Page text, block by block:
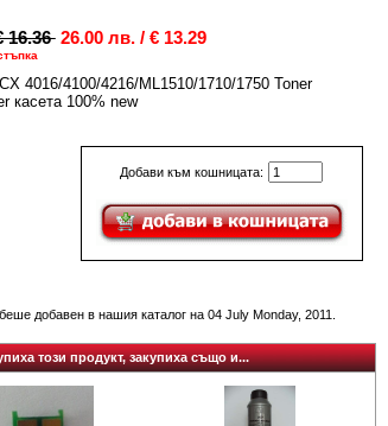
16.36 26.00 лв. / € 13.29
4016/4100/4216/ML1510/1710/1750 Toner
касета 100% new
Добави към кошницата:
добавен в нашия каталог на 04 July Monday, 2011.
този продукт, закупиха също и...